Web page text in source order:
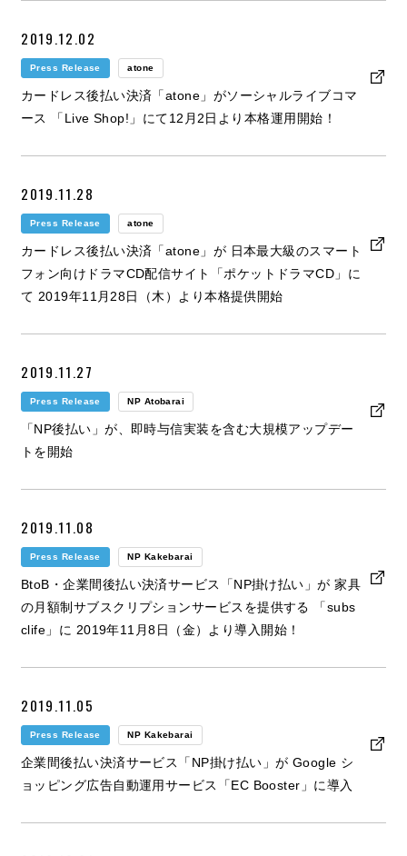
2019.12.02
Press Release atone
カードレス後払い決済「atone」がソーシャルライブコマ
ース 「Live Shop!」にて12月2日より本格運用開始！
2019.11.28
Press Release atone
カードレス後払い決済「atone」が 日本最大級のスマート
フォン向けドラマCD配信サイト「ポケットドラマCD」に
て 2019年11月28日（木）より本格提供開始
2019.11.27
Press Release NP Atobarai
「NP後払い」が、即時与信実装を含む大規模アップデー
トを開始
2019.11.08
Press Release NP Kakebarai
BtoB・企業間後払い決済サービス「NP掛け払い」が 家具
の月額制サブスクリプションサービスを提供する 「subs
clife」に 2019年11月8日（金）より導入開始！
2019.11.05
Press Release NP Kakebarai
企業間後払い決済サービス「NP掛け払い」が Google シ
ョッピング広告自動運用サービス「EC Booster」に導入